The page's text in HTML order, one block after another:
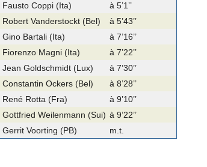
Fausto Coppi (Ita)
à 5’1’’
Robert Vanderstockt (Bel)
à 5’43’’
Gino Bartali (Ita)
à 7’16’’
Fiorenzo Magni (Ita)
à 7’22’’
Jean Goldschmidt (Lux)
à 7’30’’
Constantin Ockers (Bel)
à 8’28’’
René Rotta (Fra)
à 9’10’’
Gottfried Weilenmann (Sui) à 9’22’’
Gerrit Voorting (PB) m.t.